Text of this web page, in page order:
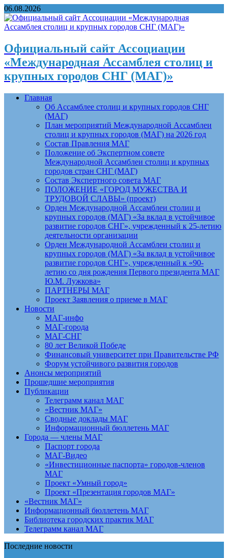
06.08.2026
Официальный сайт Ассоциации
«Международная Ассамблея столиц и
крупных городов СНГ (МАГ)»
Главная
Об Ассамблее столиц и крупных городов СНГ
(МАГ)
План мероприятий Международной Ассамблеи
столиц и крупных городов (МАГ) на 2026 год
Состав Правления МАГ
Положение об Экспертном совете
Международной Ассамблеи столиц и крупных
городов стран СНГ (МАГ)
Состав Экспертного совета МАГ
ПОЛОЖЕНИЕ «ГОРОД МУЖЕСТВА И
ТРУДОВОЙ СЛАВЫ» (проект)
Орден Международной Ассамблеи столиц и
крупных городов (МАГ) «За вклад в устойчивое
развитие городов СНГ», учрежденный к 25-летию
деятельности организации
Орден Международной Ассамблеи столиц и
крупных городов (МАГ) «За вклад в устойчивое
развитие городов СНГ», учрежденный к «90-
летию со дня рождения Первого президента МАГ
Ю.М. Лужкова»
ПАРТНЕРЫ МАГ
Проект Заявления о приеме в МАГ
Новости
МАГ-инфо
МАГ-города
МАГ-СНГ
80 лет Великой Победе
Финансовый университет при Правительстве РФ
Форум устойчивого развития городов
Анонсы мероприятий
Прошедшие мероприятия
Публикации
Телеграмм канал МАГ
«Вестник МАГ»
Сводные доклады МАГ
Информационный бюллетень МАГ
Города — члены МАГ
Паспорт города
МАГ-Видео
«Инвестиционные паспорта» городов-членов
МАГ
Проект «Умный город»
Проект «Презентация городов МАГ»
«Вестник МАГ»
Информационный бюллетень МАГ
Библиотека городских практик МАГ
Телеграмм канал МАГ
Последние новости